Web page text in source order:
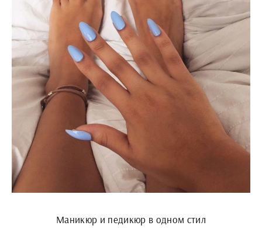
Маникюр и педикюр в одном стил